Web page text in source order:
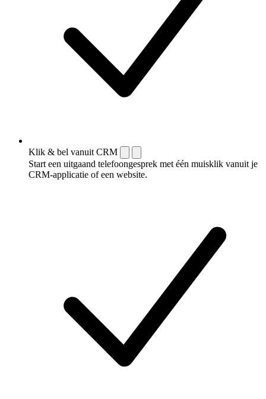
Klik & bel vanuit CRM
Start een uitgaand telefoongesprek met één muisklik vanuit je
CRM-applicatie of een website.